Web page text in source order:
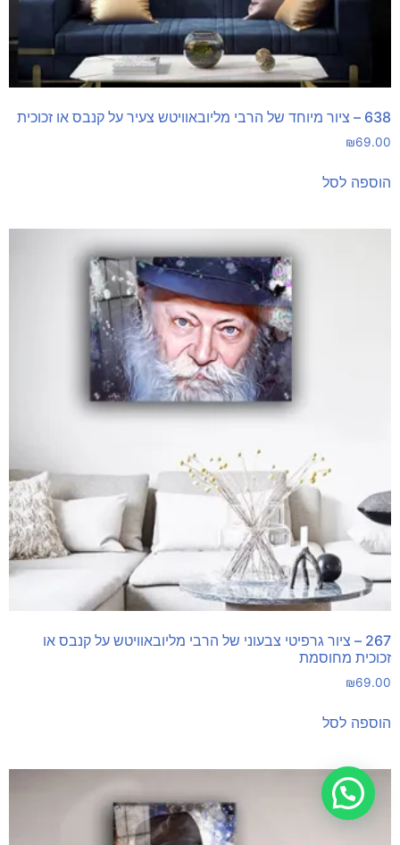
638 – ציור מיוחד של הרבי מליובאוויטש צעיר על קנבס או זכוכית
₪69.00
הוספה לסל
267 – ציור גרפיטי צבעוני של הרבי מליובאוויטש על קנבס או
זכוכית מחוסמת
₪69.00
הוספה לסל